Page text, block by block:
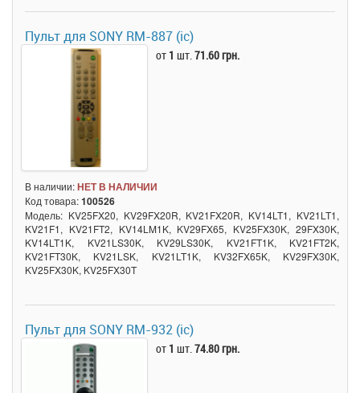
Пульт для SONY RM-887 (ic)
от 1 шт.71.60 грн.
В наличии:НЕТ В НАЛИЧИИ
Код товара:100526
Модель: KV25FX20, KV29FX20R, KV21FX20R, KV14LT1, KV21LT1,
KV21F1, KV21FT2, KV14LM1K, KV29FX65, KV25FX30K, 29FX30K,
KV14LT1K, KV21LS30K, KV29LS30K, KV21FT1K, KV21FT2K,
KV21FT30K, KV21LSK, KV21LT1K, KV32FX65K, KV29FX30K,
KV25FX30K, KV25FX30T
Пульт для SONY RM-932 (ic)
от 1 шт.74.80 грн.